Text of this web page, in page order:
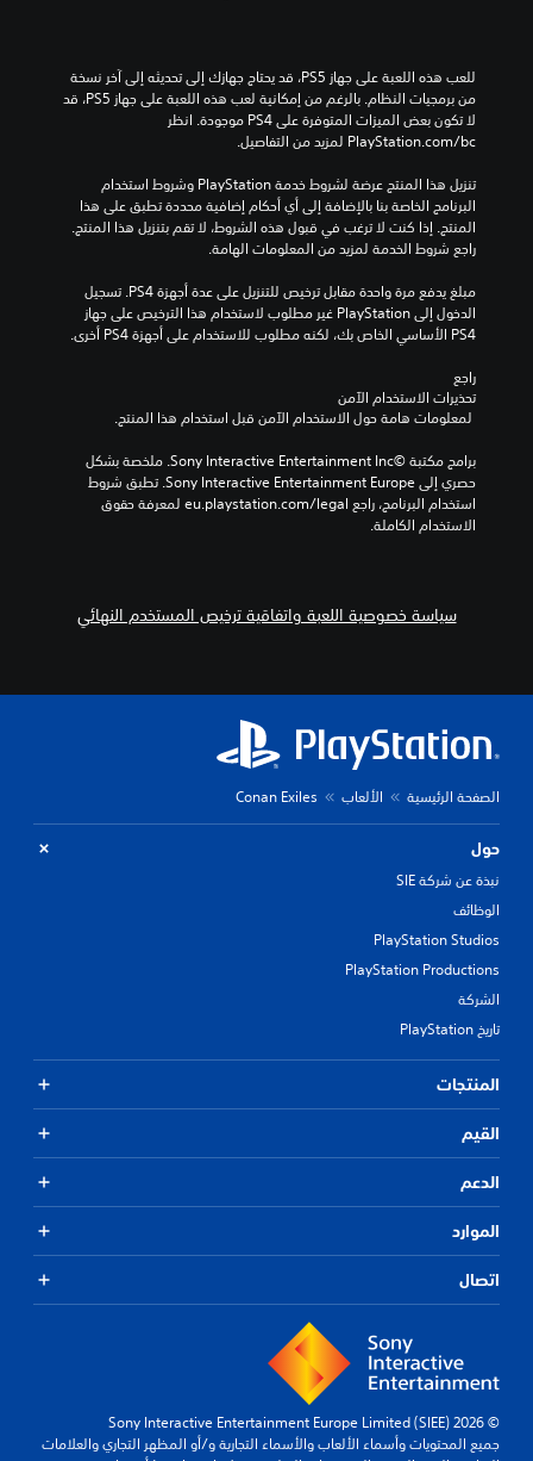
‎PlayStation.com/bc لمزيد من التفاصيل.
راجع شروط الخدمة لمزيد من المعلومات الهامة.
PS4 الأساسي الخاص بك، لكنه مطلوب للاستخدام على أجهزة PS4 أخرى.
راجع
تحذيرات الاستخدام الآمن
الاستخدام الكاملة.
سياسة خصوصية اللعبة واتفاقية ترخيص المستخدم النهائي
الصفحة الرئيسية الألعاب Conan Exiles
حول
نبذة عن شركة SIE
الوظائف
PlayStation Studios
PlayStation Productions
الشركة
تاريخ PlayStation
المنتجات
القيم
الدعم
الموارد
اتصال
© 2026 Sony Interactive Entertainment Europe Limited (SIEE)
جميع المحتويات وأسماء الألعاب والأسماء التجارية و/أو المظهر التجاري والعلامات